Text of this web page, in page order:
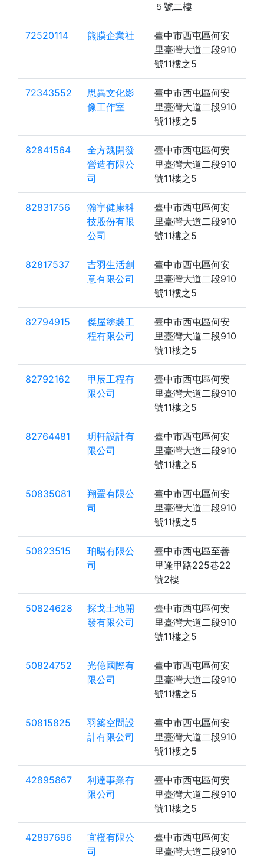
５號二樓
72520114 熊膜企業社
臺中市西屯區何安
里臺灣大道二段910
號11樓之5
72343552
思異文化影
像工作室
臺中市西屯區何安
里臺灣大道二段910
號11樓之5
82841564
全方魏開發
營造有限公
司
臺中市西屯區何安
里臺灣大道二段910
號11樓之5
82831756
瀚宇健康科
技股份有限
公司
臺中市西屯區何安
里臺灣大道二段910
號11樓之5
82817537
吉羽生活創
意有限公司
臺中市西屯區何安
里臺灣大道二段910
號11樓之5
82794915
傑屋塗裝工
程有限公司
臺中市西屯區何安
里臺灣大道二段910
號11樓之5
82792162
甲辰工程有
限公司
臺中市西屯區何安
里臺灣大道二段910
號11樓之5
82764481
玥軒設計有
限公司
臺中市西屯區何安
里臺灣大道二段910
號11樓之5
50835081
翔翬有限公
司
臺中市西屯區何安
里臺灣大道二段910
號11樓之5
50823515
珀晹有限公
司
臺中市西屯區至善
里逢甲路225巷22
號2樓
50824628
探戈土地開
發有限公司
臺中市西屯區何安
里臺灣大道二段910
號11樓之5
50824752
光億國際有
限公司
臺中市西屯區何安
里臺灣大道二段910
號11樓之5
50815825
羽築空間設
計有限公司
臺中市西屯區何安
里臺灣大道二段910
號11樓之5
42895867
利達事業有
限公司
臺中市西屯區何安
里臺灣大道二段910
號11樓之5
42897696
宜橙有限公
司
臺中市西屯區何安
里臺灣大道二段910